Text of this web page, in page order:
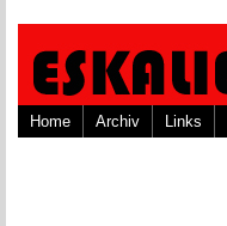
Home Archiv Links